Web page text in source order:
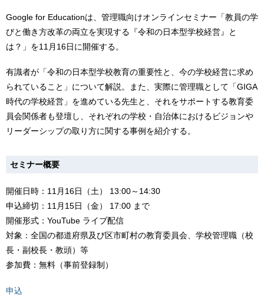
Google for Educationは、管理職向けオンラインセミナー「教員の学
びと働き方改革の両立を実現する『令和の日本型学校経営』と
は？」を11月16日に開催する。
有識者が「令和の日本型学校教育の重要性と、今の学校経営に求め
られていること」について解説。また、実際に管理職として「GIGA
時代の学校経営」を進めている先生と、それをサポートする教育委
員会関係者も登壇し、それぞれの学校・自治体におけるビジョンや
リーダーシップの取り方に関する事例を紹介する。
セミナー概要
開催日時：11月16日（土） 13:00～14:30
申込締切：11月15日（金） 17:00 まで
開催形式：YouTube ライブ配信
対象：全国の都道府県及び区市町村の教育委員会、学校管理職（校
長・副校長・教頭）等
参加費：無料（事前登録制）
申込